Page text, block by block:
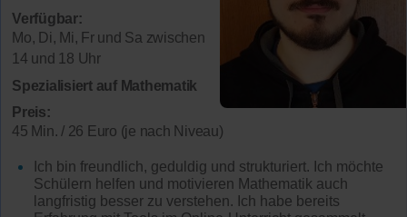
Verfügbar:
Mo, Di, Mi, Fr und Sa zwischen
14 und 18 Uhr
Spezialisiert auf Mathematik
Preis:
45 Min. / 26 Euro (je nach Niveau)
Ich bin freundlich, geduldig und strukturiert. Ich möchte
Schülern helfen und motivieren Mathematik auch
langfristig besser zu verstehen. Ich habe bereits